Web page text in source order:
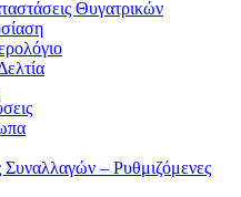
Θυγατρικών
Συναλλαγών – Ρυθμιζόμενες